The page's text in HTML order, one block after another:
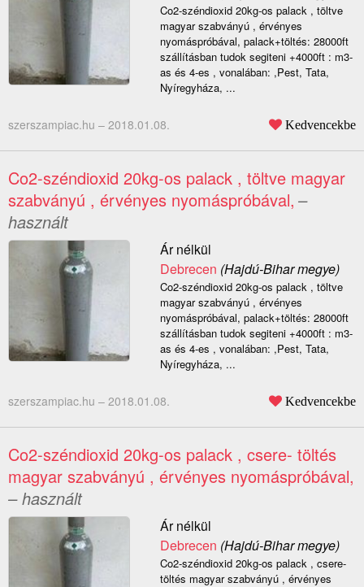
Co2-széndioxid 20kg-os palack , töltve
magyar szabványú , érvényes
nyomáspróbával, palack+töltés: 28000ft
szállításban tudok segiteni +4000ft : m3-
as és 4-es , vonalában: ,Pest, Tata,
Nyíregyháza, ...
szerszampiac.hu – 2018.01.08. Kedvencekbe
Co2-széndioxid 20kg-os palack , töltve magyar
szabványú , érvényes nyomáspróbával, –
használt
Ár nélkül
Debrecen (Hajdú-Bihar megye)
Co2-széndioxid 20kg-os palack , töltve
magyar szabványú , érvényes
nyomáspróbával, palack+töltés: 28000ft
szállításban tudok segiteni +4000ft : m3-
as és 4-es , vonalában: ,Pest, Tata,
Nyíregyháza, ...
szerszampiac.hu – 2018.01.08. Kedvencekbe
Co2-széndioxid 20kg-os palack , csere- töltés
magyar szabványú , érvényes nyomáspróbával,
– használt
Ár nélkül
Debrecen (Hajdú-Bihar megye)
Co2-széndioxid 20kg-os palack , csere-
töltés magyar szabványú , érvényes